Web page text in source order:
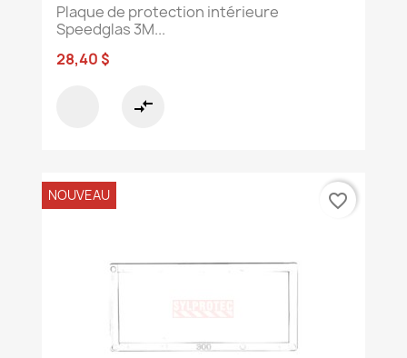
Plaque de protection intérieure
Speedglas 3M...
28,40 $
compare_arrows
NOUVEAU favorite_border